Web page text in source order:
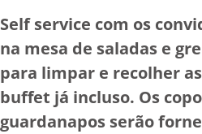
Self service com os
na mesa de saladas e
para limpar e recolher
buffet já incluso. Os
guardanapos serão